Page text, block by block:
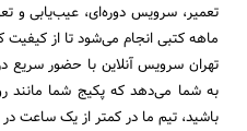
ماهه کتبی انجام می‌شود تا از
تهران سرویس آنلاین با حضور سریع
به شما می‌دهد که پکیج شما مانند
باشید، تیم ما در کمتر از یک ساعت